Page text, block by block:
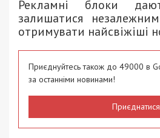
Рекламні блоки
залишатися
отримувати найсвіжіші
Приєднуйтесь також до 49000 в
за останніми новинами!
Приєднатися